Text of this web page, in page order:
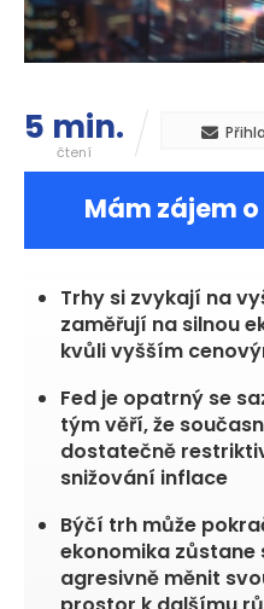
5 min.
čtení
Mám zájem
Trhy si zvykají na
zaměřují na silnou
kvůli vyšším
Fed je opatrný se
tým věří, že
dostatečně
snižování inflace
Býčí trh může
ekonomika zůstane
agresivně měnit